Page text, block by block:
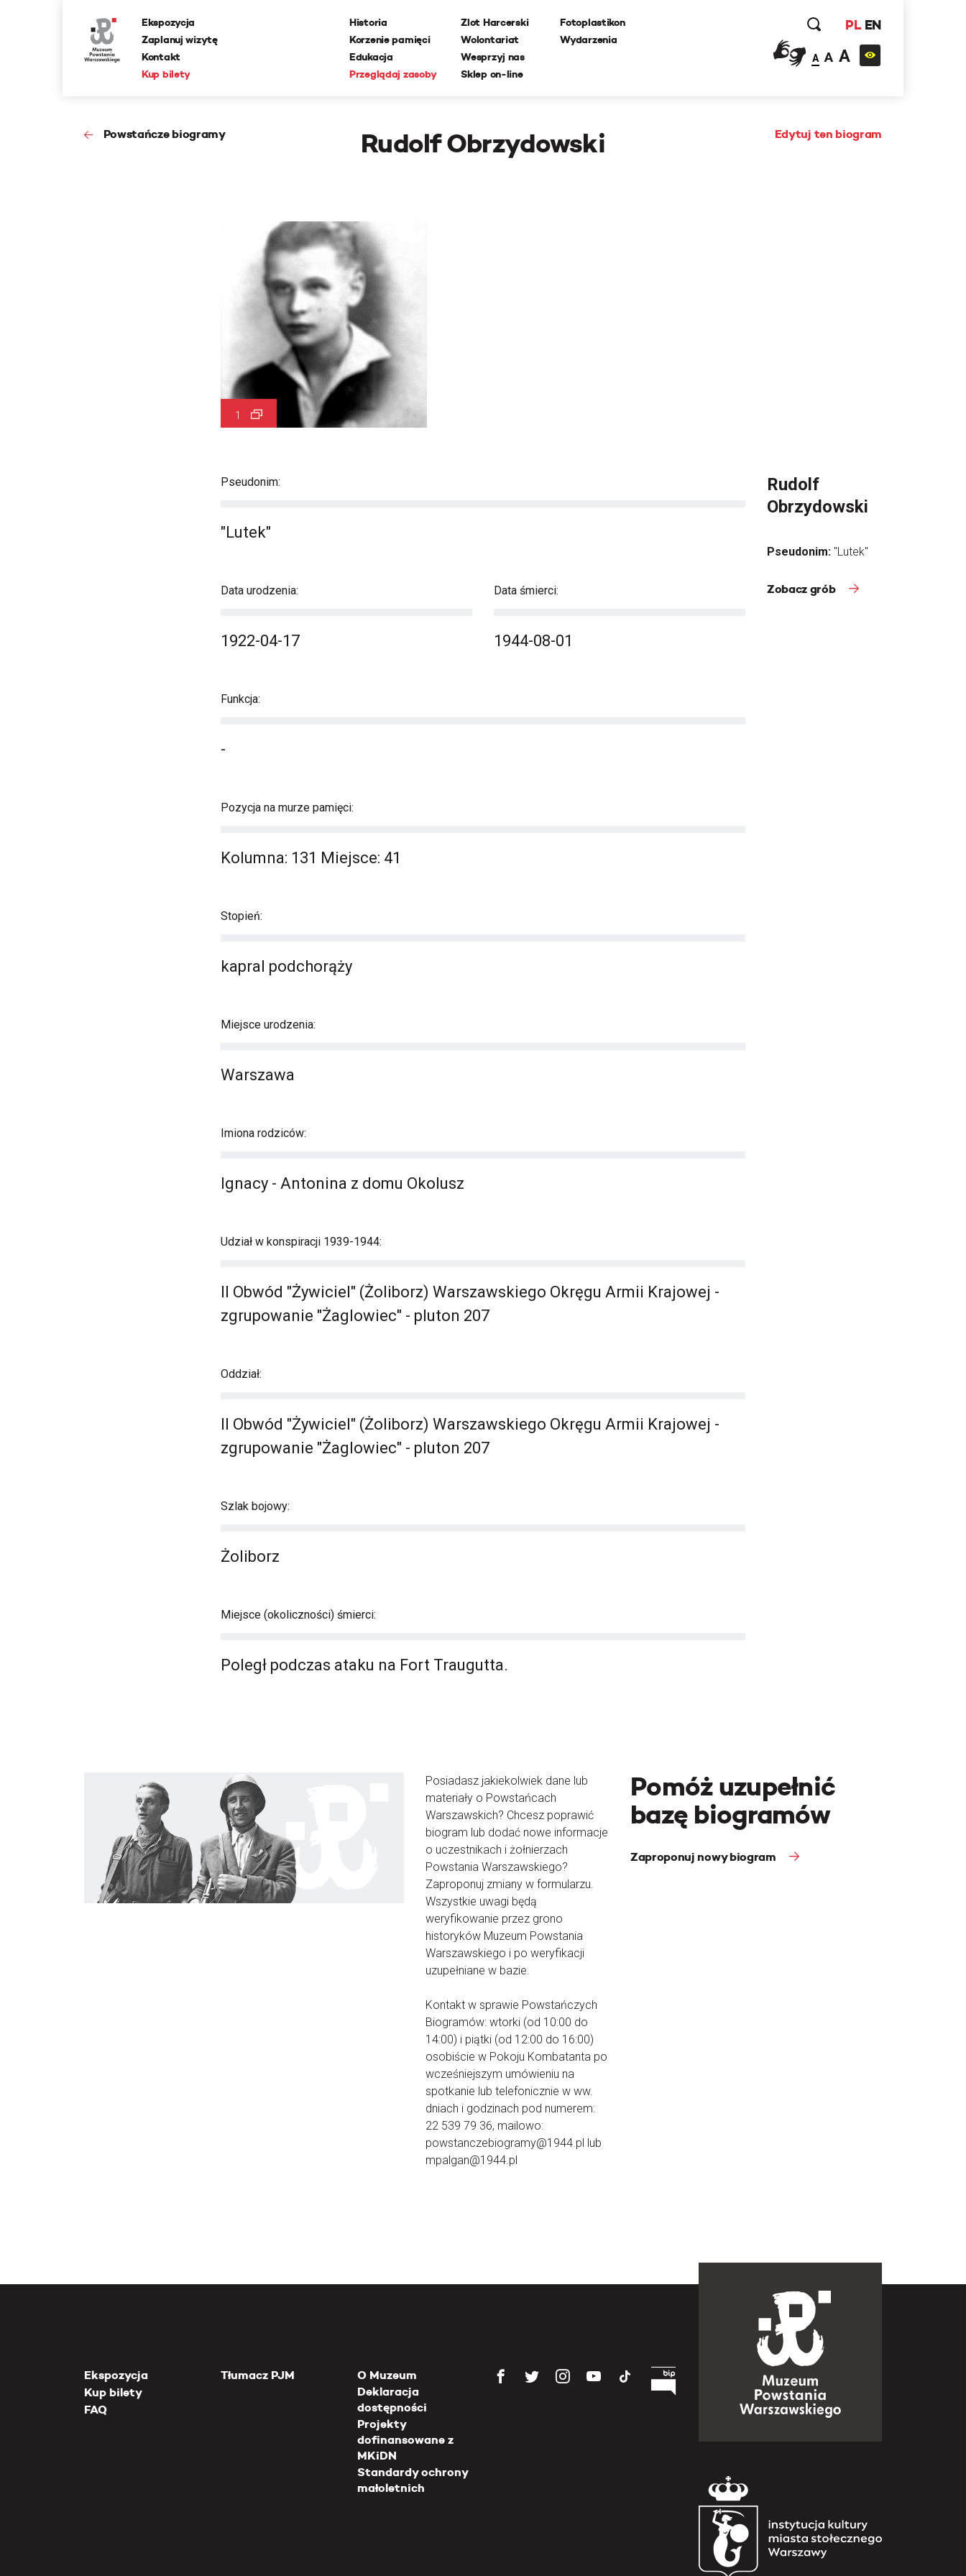
Ekspozycja
Zaplanuj wizytę
Kontakt
Kup bilety
Historia
Korzenie pamięci
Edukacja
Przeglądaj zasoby
Zlot Harcerski
Wolontariat
Wesprzyj nas
Sklep on-line
Fotoplastikon
Wydarzenia
PL EN
A A A
Powstańcze biogramy Edytuj ten biogram
Rudolf Obrzydowski
1
Pseudonim:
"Lutek"
Data urodzenia:
1922-04-17
Data śmierci:
1944-08-01
Funkcja:
-
Pozycja na murze pamięci:
Kolumna: 131 Miejsce: 41
Stopień:
kapral podchorąży
Miejsce urodzenia:
Warszawa
Imiona rodziców:
Ignacy - Antonina z domu Okolusz
Udział w konspiracji 1939-1944:
II Obwód "Żywiciel" (Żoliborz) Warszawskiego Okręgu Armii Krajowej -
zgrupowanie "Żaglowiec" - pluton 207
Oddział:
II Obwód "Żywiciel" (Żoliborz) Warszawskiego Okręgu Armii Krajowej -
zgrupowanie "Żaglowiec" - pluton 207
Szlak bojowy:
Żoliborz
Miejsce (okoliczności) śmierci:
Poległ podczas ataku na Fort Traugutta.
Rudolf
Obrzydowski
Pseudonim: "Lutek"
Zobacz grób
Posiadasz jakiekolwiek dane lub
materiały o Powstańcach
Warszawskich? Chcesz poprawić
biogram lub dodać nowe informacje
o uczestnikach i żołnierzach
Powstania Warszawskiego?
Zaproponuj zmiany w formularzu.
Wszystkie uwagi będą
weryfikowanie przez grono
historyków Muzeum Powstania
Warszawskiego i po weryfikacji
uzupełniane w bazie.
Kontakt w sprawie Powstańczych
Biogramów: wtorki (od 10:00 do
14:00) i piątki (od 12:00 do 16:00)
osobiście w Pokoju Kombatanta po
wcześniejszym umówieniu na
spotkanie lub telefonicznie w ww.
dniach i godzinach pod numerem:
22 539 79 36, mailowo:
powstanczebiogramy@1944.pl lub
mpalgan@1944.pl
Pomóż uzupełnić
bazę biogramów
Zaproponuj nowy biogram
Ekspozycja
Kup bilety
FAQ
Tłumacz PJM
O Muzeum
Deklaracja
dostępności
Projekty
dofinansowane z
MKiDN
Standardy ochrony
małoletnich